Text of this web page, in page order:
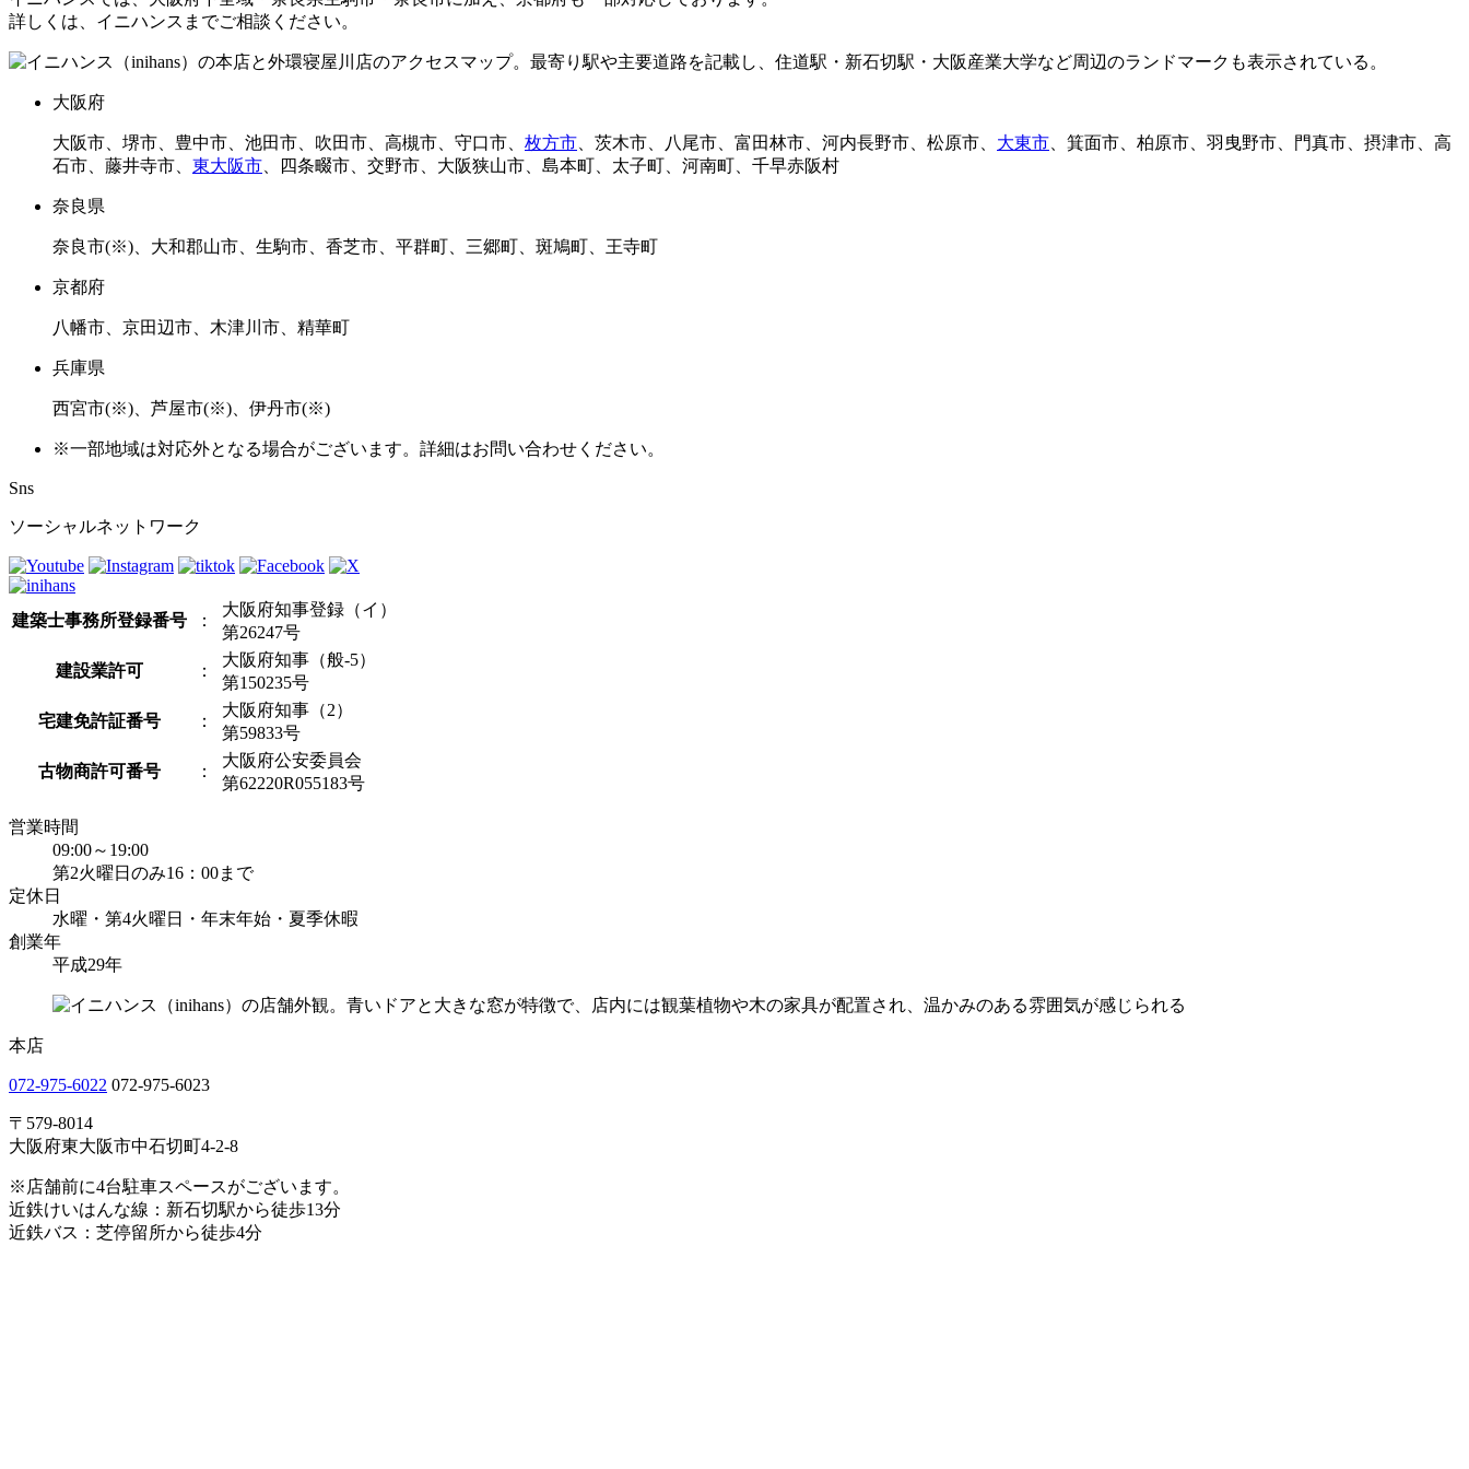
詳しくは、イニハンスまでご相談ください。
大阪府
大阪市、堺市、豊中市、池田市、吹田市、高槻市、守口市、 枚方市 、茨木市、八尾市、富田林市、河内長野市、松原市、 大東市 、箕面市、柏原市、羽曳野市、門真市、摂津市、高
石市、藤井寺市、 東大阪市 、四条畷市、交野市、大阪狭山市、島本町、太子町、河南町、千早赤阪村
奈良県
奈良市(※)、大和郡山市、生駒市、香芝市、平群町、三郷町、斑鳩町、王寺町
京都府
八幡市、京田辺市、木津川市、精華町
兵庫県
西宮市(※)、芦屋市(※)、伊丹市(※)
※一部地域は対応外となる場合がございます。詳細はお問い合わせください。
Sns
ソーシャルネットワーク
建築士事務所登録番号 ：
大阪府知事登録（イ）
第26247号
建設業許可 ：
大阪府知事（般-5）
第150235号
宅建免許証番号 ：
大阪府知事（2）
第59833号
古物商許可番号 ：
大阪府公安委員会
第62220R055183号
営業時間
09:00～19:00
第2火曜日のみ16：00まで
定休日
水曜・第4火曜日・年末年始・夏季休暇
創業年
平成29年
本店
072-975-6022 072-975-6023
〒579-8014
大阪府東大阪市中石切町4-2-8
※店舗前に4台駐車スペースがございます。
近鉄けいはんな線：新石切駅から徒歩13分
近鉄バス：芝停留所から徒歩4分